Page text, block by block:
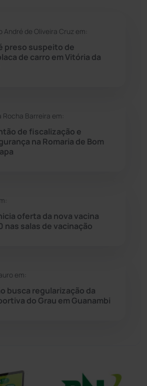
André de Oliveira Cruz em:
preso suspeito de
de carro em Vitória da
Rocha Barreira em:
de fiscalização e
na Romaria de Bom
oferta da nova vacina
nas salas de vacinação
em:
busca regularização da
do Grau em Guanambi